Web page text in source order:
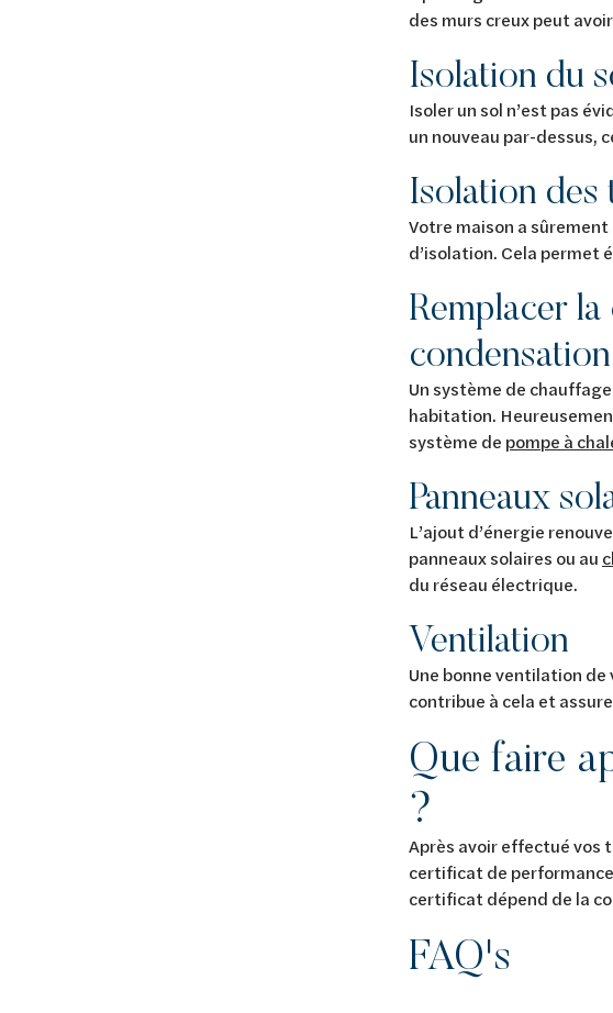
des murs creux peut
Isolation du
Isoler un sol n’est pas
un nouveau par-dessus,
Isolation des
Votre maison a
d’isolation. Cela permet
Remplacer
condensation
Un système de
habitation.
système de pompe à
Panneaux
L’ajout d’énergie
panneaux solaires ou au
du réseau électrique.
Ventilation
Une bonne ventilation
contribue à cela et
Que faire
?
Après avoir effectué vos
certificat de
certificat dépend de la
FAQ's